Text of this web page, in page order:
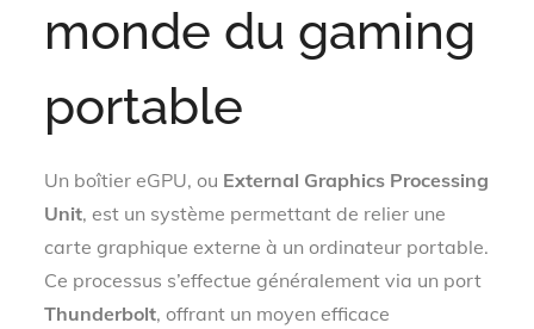
monde du gaming
portable
Un boîtier eGPU, ou External Graphics Processing
Unit, est un système permettant de relier une
carte graphique externe à un ordinateur portable.
Ce processus s’effectue généralement via un port
Thunderbolt, offrant un moyen efficace